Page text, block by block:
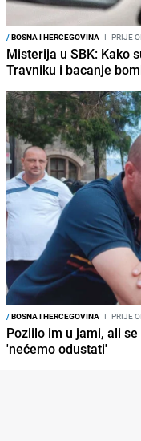
/BOSNA I HERCEGOVINA I PRIJE
Misterija u SBK: Kako
Travniku i bacanje
/BOSNA I HERCEGOVINA I PRIJE
Pozlilo im u jami, ali
'nećemo odustati'